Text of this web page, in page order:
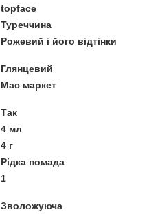
topface
Туреччина
Рожевий і його відтінки
Глянцевий
Мас маркет
Так
4 мл
4 г
Рідка помада
1
Зволожуюча